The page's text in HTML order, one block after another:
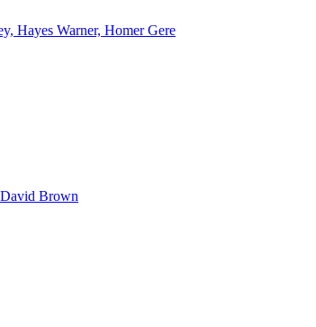
Hayes Warner, Homer Gere
Brown